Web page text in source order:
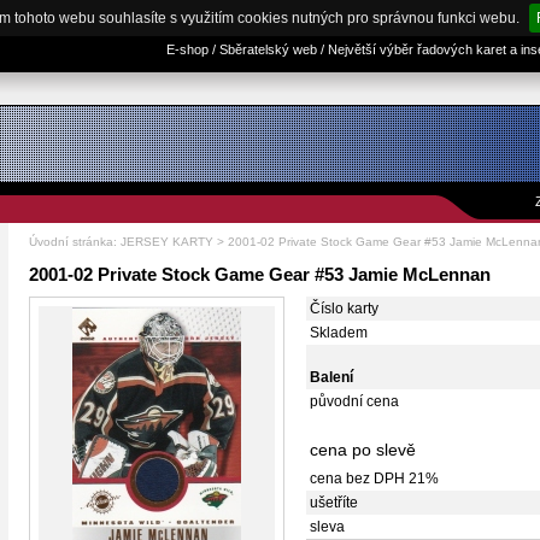
tohoto webu souhlasíte s využitím cookies nutných pro správnou funkci webu.
E-shop / Sběratelský web / Největší výběr řadových karet a
Úvodní stránka: JERSEY KARTY > 2001-02 Private Stock Game Gear #53 Jamie
2001-02 Private Stock Game Gear #53 Jamie McLennan
Číslo karty
Skladem
Balení
původní cena
cena po slevě
cena bez DPH 21%
ušetříte
sleva